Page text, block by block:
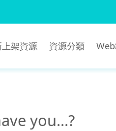
上架資源 資源分類
you...?